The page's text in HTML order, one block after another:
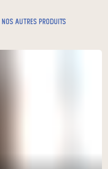
nos autres produits